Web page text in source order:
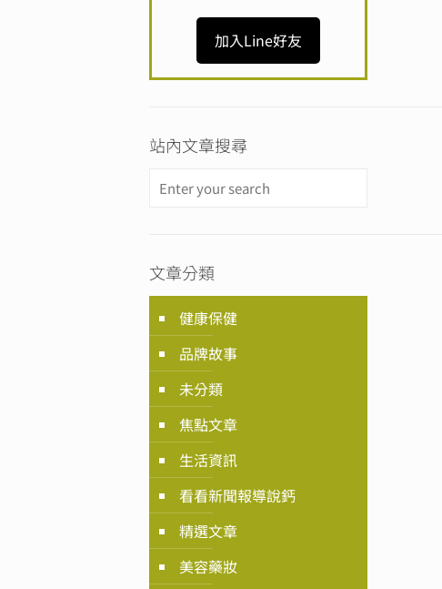
加入Line好友
站內文章搜尋
文章分類
健康保健
品牌故事
未分類
焦點文章
生活資訊
看看新聞報導說鈣
精選文章
美容藥妝